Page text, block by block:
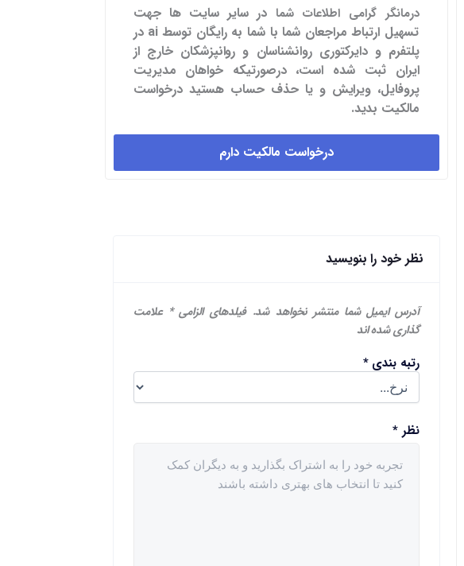
درمانگر گرامی اطلاعات شما در سایر سایت ها جهت
تسهیل ارتباط مراجعان شما با شما به رایگان توسط ai در
پلتفرم و دایرکتوری روانشناسان و روانپزشکان خارج از
ایران ثبت شده است، درصورتیکه خواهان مدیریت
پروفایل، ویرایش و یا حذف حساب هستید درخواست
مالکیت بدید.
درخواست مالکیت دارم
نظر خود را بنویسید
آدرس ایمیل شما منتشر نخواهد شد. فیلدهای الزامی* علامت
گذاری شده اند
رتبه بندی*
نظر *